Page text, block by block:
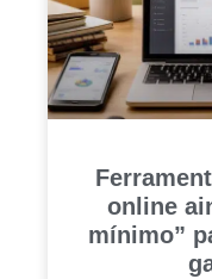
online
mínimo”